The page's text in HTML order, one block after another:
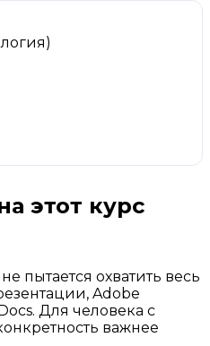
этот курс
пытается охватить весь
Adobe
Для человека с
важнее